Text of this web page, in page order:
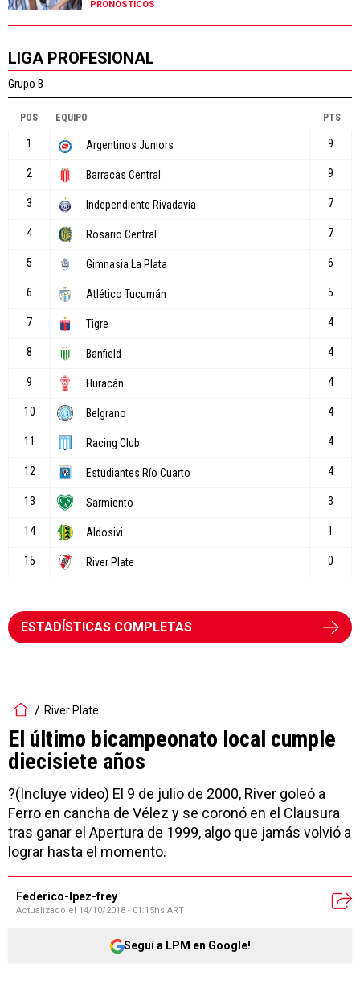
PRONÓSTICOS
LIGA PROFESIONAL
ESTADÍSTICAS COMPLETAS
River Plate
El último bicampeonato local cumple
diecisiete años
?(Incluye video) El 9 de julio de 2000, River goleó a
Ferro en cancha de Vélez y se coronó en el Clausura
tras ganar el Apertura de 1999, algo que jamás volvió a
lograr hasta el momento.
Federico-lpez-frey
Actualizado el 14/10/2018 - 01:15hs ART
Seguí a LPM en Google!